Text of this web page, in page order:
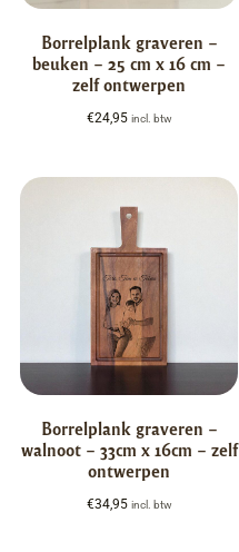
Borrelplank graveren –
beuken – 25 cm x 16 cm –
zelf ontwerpen
€24,95 incl. btw
Borrelplank graveren –
walnoot – 33cm x 16cm – zelf
ontwerpen
€34,95 incl. btw